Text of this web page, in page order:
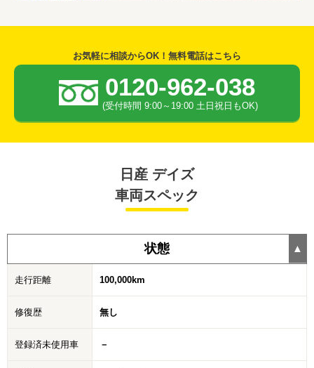
お気軽に相談からOK！無料電話はこちら
0120-962-038
(受付時間 9:00～19:00 土日祝日もOK)
日産 デイズ
車両スペック
状態
走行距離 100,000km
修復歴 無し
登録済未使用車 －